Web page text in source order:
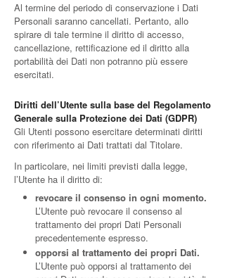
Al termine del periodo di conservazione i Dati
Personali saranno cancellati. Pertanto, allo
spirare di tale termine il diritto di accesso,
cancellazione, rettificazione ed il diritto alla
portabilità dei Dati non potranno più essere
esercitati.
Diritti dell’Utente sulla base del Regolamento
Generale sulla Protezione dei Dati (GDPR)
Gli Utenti possono esercitare determinati diritti
con riferimento ai Dati trattati dal Titolare.
In particolare, nei limiti previsti dalla legge,
l’Utente ha il diritto di:
revocare il consenso in ogni momento.
L’Utente può revocare il consenso al
trattamento dei propri Dati Personali
precedentemente espresso.
opporsi al trattamento dei propri Dati.
L’Utente può opporsi al trattamento dei